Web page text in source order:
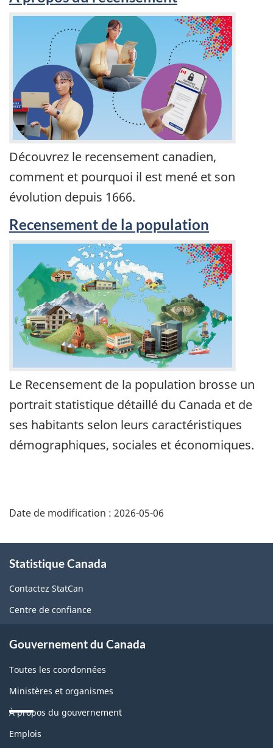
Découvrez le recensement canadien,
comment et pourquoi il est mené et son
évolution depuis 1666.
Recensement de la population
Le Recensement de la population brosse un
portrait statistique détaillé du Canada et de
ses habitants selon leurs caractéristiques
démographiques, sociales et économiques.
Date de modification : 2026-05-06
propos
de
ce
Statistique Canada
Contactez StatCan
Centre de confiance
Gouvernement du Canada
Toutes les coordonnées
Ministères et organismes
À propos du gouvernement
Thèmes
Emplois